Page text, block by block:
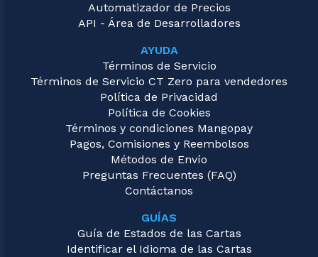
Automatizador de Precios
API - Área de Desarrolladores
AYUDA
Términos de Servicio
Términos de Servicio CT Zero para vendedores
Política de Privacidad
Política de Cookies
Términos y condiciones Mangopay
Pagos, Comisiones y Reembolsos
Métodos de Envío
Preguntas Frecuentes (FAQ)
Contáctanos
GUÍAS
Guía de Estados de las Cartas
Identificar el Idioma de las Cartas